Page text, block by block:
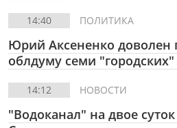
14:40 ПОЛИТИКА
Юрий Аксененко доволен
облдуму семи
14:12 НОВОСТИ
"Водоканал" на двое